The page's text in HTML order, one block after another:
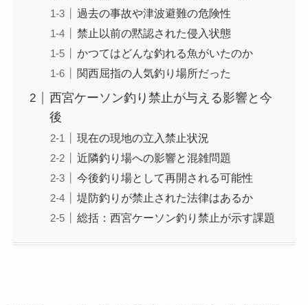
過去の事故や津波避難の危険性
禁止以前の黙認された侵入状態
かつてはどんな釣れる魚がいたのか
関西屈指の人気釣り場所だった
西宮ケーソン釣り禁止が与える影響と今
後
現在の現地の立入禁止状況
近隣釣り場への影響と混雑問題
今後釣り場として再開される可能性
堤防釣りが禁止された法律はあるか
総括：西宮ケーソン釣り禁止が示す課題